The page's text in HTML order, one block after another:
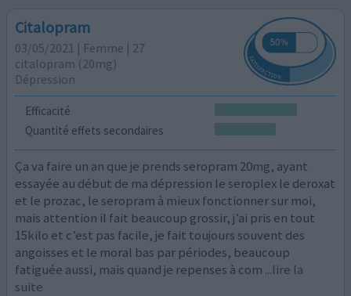
Citalopram
03/05/2021 | Femme | 27
citalopram (20mg)
Dépression
Efficacité
Quantité effets secondaires
Ça va faire un an que je prends seropram 20mg, ayant
essayée au début de ma dépression le seroplex le deroxat
et le prozac, le seropram à mieux fonctionner sur moi,
mais attention il fait beaucoup grossir, j’ai pris en tout
15kilo et c’est pas facile, je fait toujours souvent des
angoisses et le moral bas par périodes, beaucoup
fatiguée aussi, mais quand je repenses à com ...lire la
suite